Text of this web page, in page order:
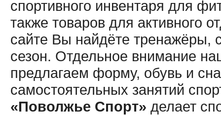
спортивного инвентаря для
также товаров для активного
сайте Вы найдёте тренажёры,
сезон. Отдельное внимание
предлагаем форму, обувь и
самостоятельных занятий
«Поволжье Спорт» делает